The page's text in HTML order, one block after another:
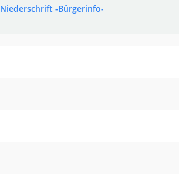
Niederschrift -Bürgerinfo-